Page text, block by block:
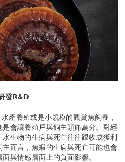
發𝗥&𝗗
養殖或是小規模的觀賞魚飼養，
會讓養殖戶與飼主頭痛萬分。對經
生物的生病與死亡往往跟收成獲利
而言，魚蝦的生病與死亡可能也會
與情感層面上的負面影響。